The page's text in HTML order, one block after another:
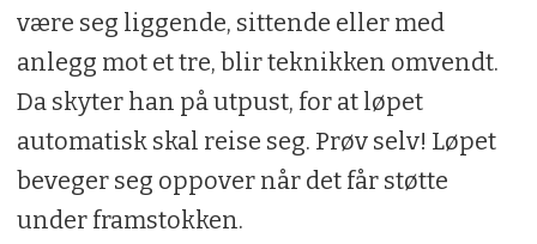
være seg liggende, sittende eller med
anlegg mot et tre, blir teknikken omvendt.
Da skyter han på utpust, for at løpet
automatisk skal reise seg. Prøv selv! Løpet
beveger seg oppover når det får støtte
under framstokken.